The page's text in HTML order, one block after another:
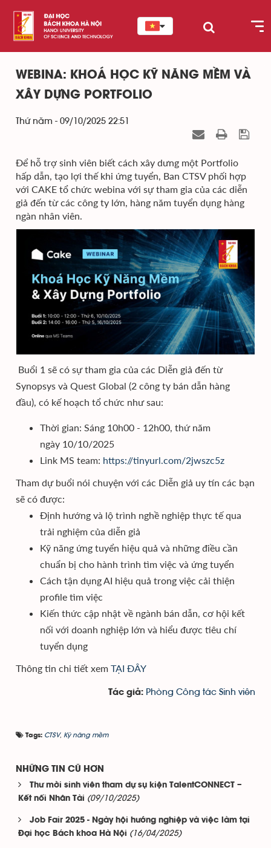
WEBINA: KHOÁ HỌC KỸ NĂNG MỀM VÀ
XÂY DỰNG PORTFOLIO
Thứ năm - 09/10/2025 22:51
Để hỗ trợ sinh viên biết cách xây dưng một Portfolio
hấp dẫn, tạo lợi thế khi ứng tuyển, Ban CTSV phối hợp
với CAKE tổ chức webina với sự tham gia của các diễn
giả đến từ các công ty lớn, hàng năm tuyển dụng hàng
ngàn nhân viên.
Buổi 1 sẽ có sự tham gia của các Diễn giả đến từ
Synopsys và Quest Global (2 công ty bán dẫn hàng
đầu), có kế hoạch tổ chức như sau:
Thời gian: Sáng 10h00 - 12h00, thứ năm
ngày 10/10/2025
Link MS team: https://tinyurl.com/2jwszc5z
Tham dự buổi nói chuyện với các Diễn giả uy tín các bạn
sẽ có được:
Định hướng và lộ trình nghề nghiệp thực tế qua
trải nghiệm của diễn giả
Kỹ năng ứng tuyển hiệu quả và những điều cần
chuẩn bị cho hành trình tìm việc và ứng tuyển
Cách tận dụng AI hiệu quả trong việc cải thiện
profile tìm việc
Kiến thức cập nhật về ngành bán dẫn, cơ hội kết
nối với doanh nghiệp lớn và hiểu được tiêu chí
tuyển dụng
Thông tin chi tiết xem TẠI ĐÂY
Tác giả: Phòng Công tác Sinh viên
Tags: CTSV, Kỹ năng mềm
NHỮNG TIN CŨ HƠN
Thư mời sinh viên tham dự sụ kiện TalentCONNECT –
Kết nối Nhân Tài (09/10/2025)
Job Fair 2025 - Ngày hội hướng nghiệp và việc làm tại
Đại học Bách khoa Hà Nội (16/04/2025)